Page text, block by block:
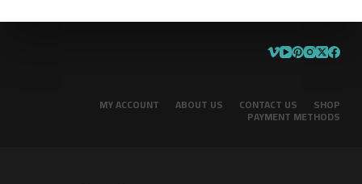
SHOP
CONTACT US
ABOUT US
MY ACCOUNT
PAYMENT METHODS